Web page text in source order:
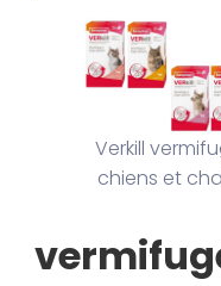
Verkill
chiens et